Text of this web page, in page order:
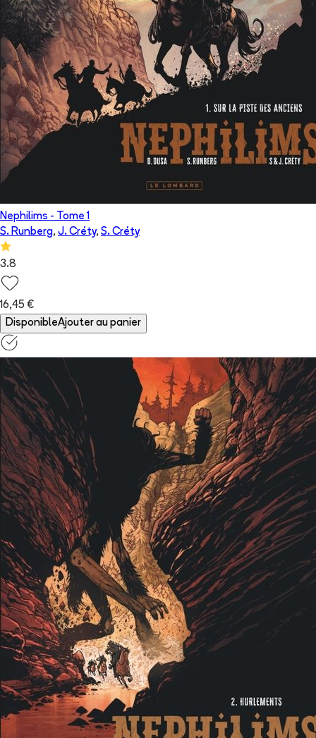
Nephilims - Tome 1
S. Runberg, J. Créty, S. Créty
3.8
16,45 €
DisponibleAjouter au panier